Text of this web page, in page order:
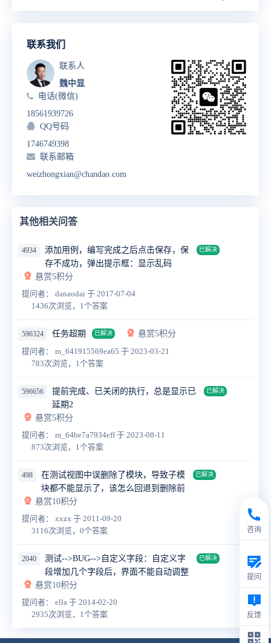
联系我们
联系人
魏中显
电话(微信)
18561939726
QQ号码
1746749398
联系邮箱
weizhongxian@chandao.com
其他相关问答
4934
添加用例，编写完成之后点击保存，保
存不成功，弹出提示框：显示乱码
已解决
悬赏5积分
提问者： danaodai 于 2017-07-04
1436次浏览，1个答案
596324 任务超期 已解决
悬赏5积分
提问者： m_641915569ea65 于 2023-03-21
783次浏览，1个答案
596656
提前完成、已关闭的执行，总是显示已
延期2
已解决
悬赏5积分
提问者： m_64be7a7934eff于 2023-08-11
873次浏览，1个答案
498
在测试视图中误删除了模块，导致子模
块都不能显示了，该怎么回退到删除前
已解决
悬赏10积分
提问者： xxzx 于 2011-09-20
3116次浏览，0个答案
2040
测试-->BUG-->自定义字段：自定义字
段增加几个字段后，界面不能自动调整
已解决
悬赏10积分
提问者： ella 于 2014-02-20
2935次浏览，1个答案
咨询
提问
反馈